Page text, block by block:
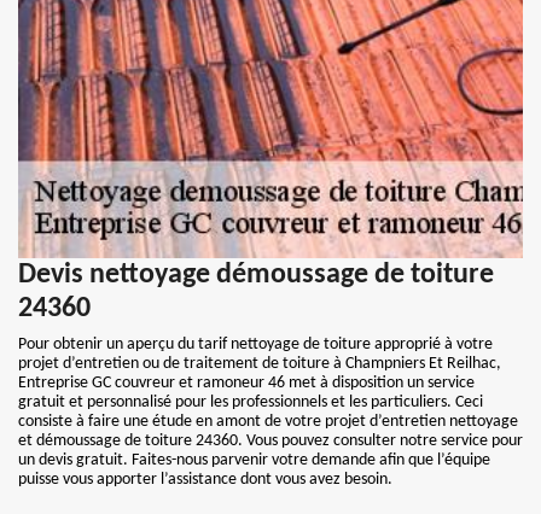
Devis nettoyage démoussage de toiture
24360
Pour obtenir un aperçu du tarif nettoyage de toiture approprié à votre
projet d’entretien ou de traitement de toiture à Champniers Et Reilhac,
Entreprise GC couvreur et ramoneur 46 met à disposition un service
gratuit et personnalisé pour les professionnels et les particuliers. Ceci
consiste à faire une étude en amont de votre projet d’entretien nettoyage
et démoussage de toiture 24360. Vous pouvez consulter notre service pour
un devis gratuit. Faites-nous parvenir votre demande afin que l’équipe
puisse vous apporter l’assistance dont vous avez besoin.